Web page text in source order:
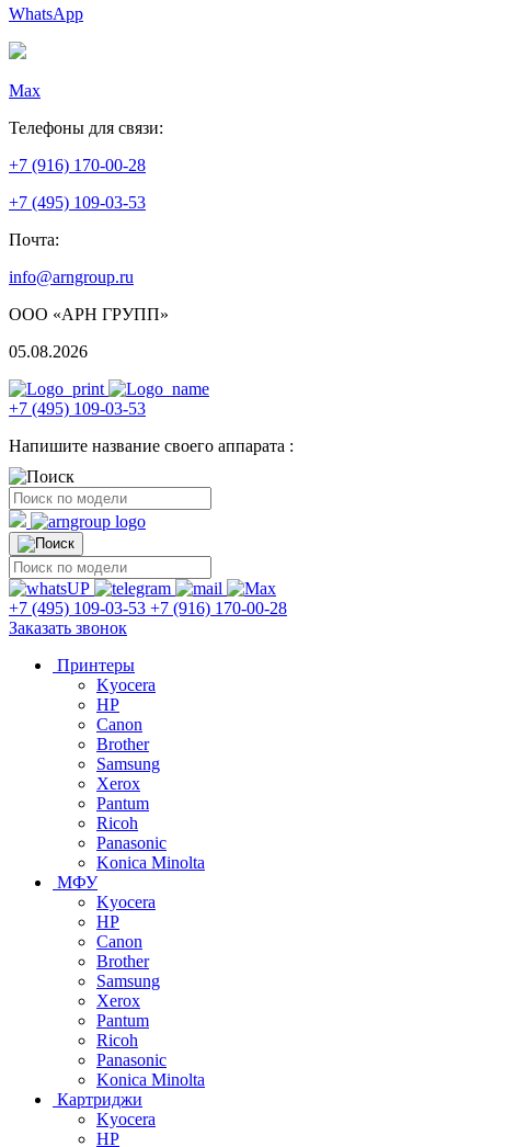
WhatsApp
Max
Телефоны для связи:
+7 (916) 170-00-28
+7 (495) 109-03-53
Почта:
info@arngroup.ru
ООО «АРН ГРУПП»
05.08.2026
+7 (495) 109-03-53
Напишите название своего аппарата :
+7 (495) 109-03-53 +7 (916) 170-00-28
Заказать звонок
Принтеры
Kyocera
HP
Canon
Brother
Samsung
Xerox
Pantum
Ricoh
Panasonic
Konica Minolta
МФУ
Kyocera
HP
Canon
Brother
Samsung
Xerox
Pantum
Ricoh
Panasonic
Konica Minolta
Картриджи
Kyocera
HP